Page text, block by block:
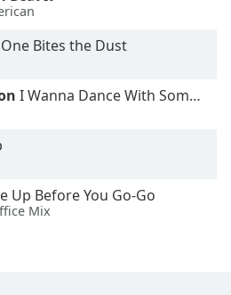
Bites the Dust
I Wanna Dance With Somebody
Up Before You Go-Go
Mix